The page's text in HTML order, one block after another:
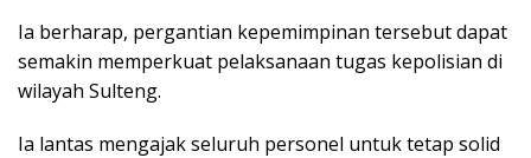
Ia berharap, pergantian kepemimpinan tersebut dapat
semakin memperkuat pelaksanaan tugas kepolisian di
wilayah Sulteng.
Ia lantas mengajak seluruh personel untuk tetap solid